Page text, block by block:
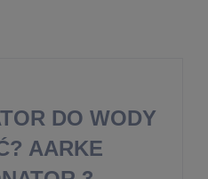
DO WODY
AARKE